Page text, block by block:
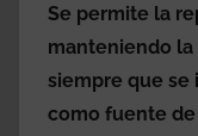
Se permite la
manteniendo
siempre que se
como fuente